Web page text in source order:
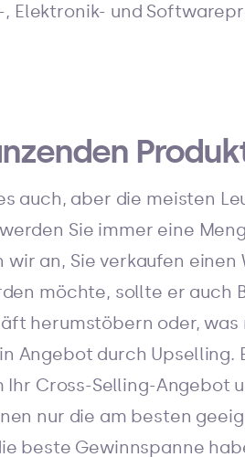
Elektronik- und
auch, aber die meisten
Sie immer eine
an, Sie verkaufen einen
möchte, sollte er auch
herumstöbern oder,
Angebot durch Upselling.
Ihr Cross-Selling-Angebot
nur die am besten
beste Gewinnspanne